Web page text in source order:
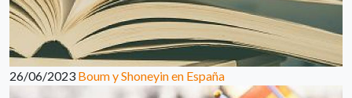
26/06/2023 Boum y Shoneyin en España